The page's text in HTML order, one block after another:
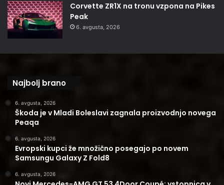
Corvette ZR1X na tronu vzpona na Pikes
Peak
6. avgusta, 2026
Najbolj brano
6. avgusta, 2026
Škoda je v Mladi Boleslavi zagnala proizvodnjo novega
Peaqa
6. avgusta, 2026
Evropski kupci že množično posegajo po novem
Samsungu Galaxy Z Fold8
6. avgusta, 2026